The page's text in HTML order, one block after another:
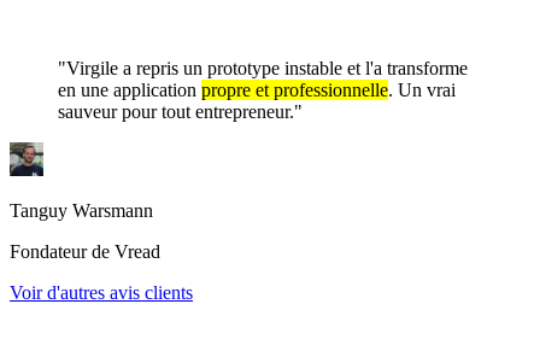
"Virgile a repris un prototype instable et l'a transforme
en une application propre et professionnelle. Un vrai
sauveur pour tout entrepreneur."
Tanguy Warsmann
Fondateur de Vread
Voir d'autres avis clients